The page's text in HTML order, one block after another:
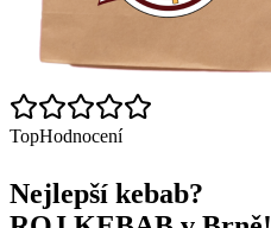
TopHodnocení
Nejlepší kebab?